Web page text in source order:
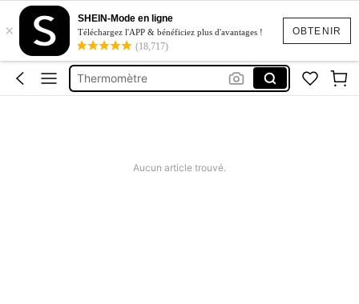
OBTENIR
×
SHEIN-Mode en ligne
Téléchargez l'APP & bénéficiez plus d'avantages !
(18,717)
Tensiometre
Tensiomètre Médical
Test De Grossesse
Thermomètre
Aucun article trouvé.